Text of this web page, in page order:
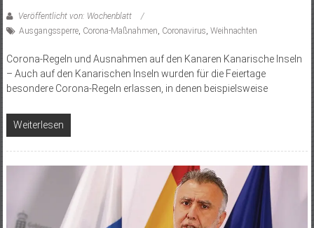
Veröffentlicht von: Wochenblatt
Ausgangssperre, Corona-Maßnahmen Coronavirus Weihnachten
Corona-Regeln und Ausnahmen auf den Kanaren Kanarische Inseln
– Auch auf den Kanarischen Inseln wurden für die Feiertage
besondere Corona-Regeln erlassen, in denen beispielsweise
Weiterlesen